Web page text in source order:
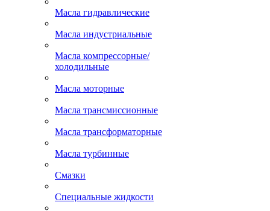
Масла гидравлические
Масла индустриальные
Масла компрессорные/
холодильные
Масла моторные
Масла трансмиссионные
Масла трансформаторные
Масла турбинные
Смазки
Специальные жидкости